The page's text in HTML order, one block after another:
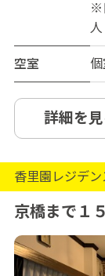
※
空室
詳細を
香里園レジデン
京橋まで１